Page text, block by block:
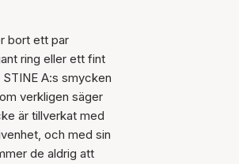
bort ett par
ring eller ett fint
A:s smycken
verkligen säger
är tillverkat med
och med sin
de aldrig att